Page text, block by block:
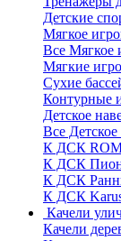
Детские
Мягкое
Все Мягкое
Мягкие
Сухие
Контурные
Детское
Все
К ДСК
К ДСК
К ДСК
К ДСК
Качели
Качели